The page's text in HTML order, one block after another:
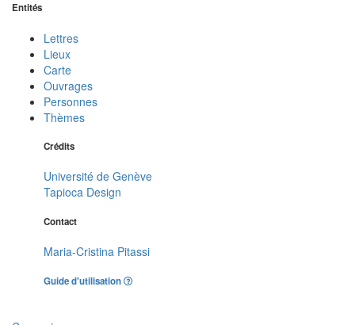
Entités
Lettres
Lieux
Carte
Ouvrages
Personnes
Thèmes
Crédits
Université de Genève
Tapioca Design
Contact
Maria-Cristina Pitassi
Guide d'utilisation